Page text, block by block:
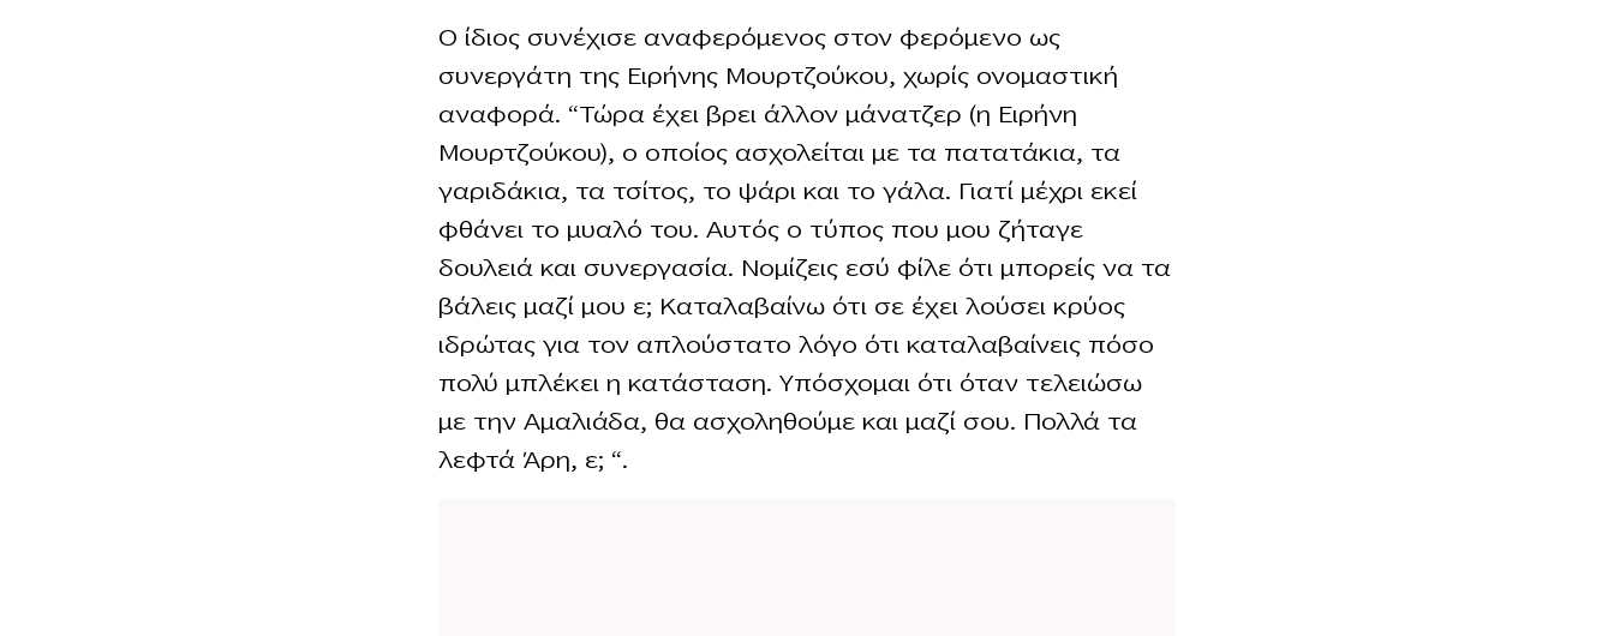
Ο ίδιος συνέχισε αναφερόμενος στον φερόμενο ως
συνεργάτη της Ειρήνης Μουρτζούκου, χωρίς ονομαστική
αναφορά. “Τώρα έχει βρει άλλον μάνατζερ (η Ειρήνη
Μουρτζούκου), ο οποίος ασχολείται με τα πατατάκια, τα
γαριδάκια, τα τσίτος, το ψάρι και το γάλα. Γιατί μέχρι εκεί
φθάνει το μυαλό του. Αυτός ο τύπος που μου ζήταγε
δουλειά και συνεργασία. Νομίζεις εσύ φίλε ότι μπορείς να τα
βάλεις μαζί μου ε; Καταλαβαίνω ότι σε έχει λούσει κρύος
ιδρώτας για τον απλούστατο λόγο ότι καταλαβαίνεις πόσο
πολύ μπλέκει η κατάσταση. Υπόσχομαι ότι όταν τελειώσω
με την Αμαλιάδα, θα ασχοληθούμε και μαζί σου. Πολλά τα
λεφτά Άρη, ε; “.